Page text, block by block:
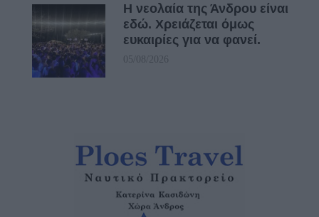
Η νεολαία της Άνδρου είναι
εδώ. Χρειάζεται όμως
ευκαιρίες για να φανεί.
05/08/2026